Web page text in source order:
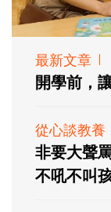
最新文章
開學前，
從心談教養
非要大聲
不吼不叫